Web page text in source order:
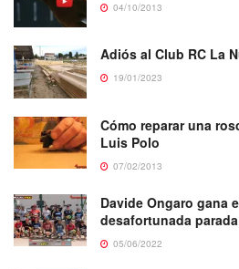
04/10/2013
Adiós al Club RC La
19/01/2023
Cómo reparar una
Luis Polo
07/02/2013
Davide Ongaro gana
desafortunada
05/06/2022